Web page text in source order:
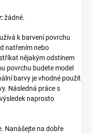
žádné.
k barvení povrchu
natřením nebo
nějakým odstínem
povrchu budete model
barvy je vhodné použít
Následná práce s
naprosto
Nanášejte na dobře